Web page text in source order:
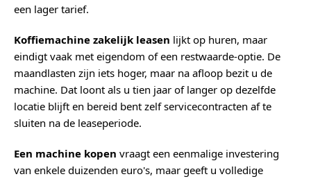
een lager tarief.
Koffiemachine zakelijk leasen lijkt op huren, maar
eindigt vaak met eigendom of een restwaarde-optie. De
maandlasten zijn iets hoger, maar na afloop bezit u de
machine. Dat loont als u tien jaar of langer op dezelfde
locatie blijft en bereid bent zelf servicecontracten af te
sluiten na de leaseperiode.
Een machine kopen vraagt een eenmalige investering
van enkele duizenden euro's, maar geeft u volledige